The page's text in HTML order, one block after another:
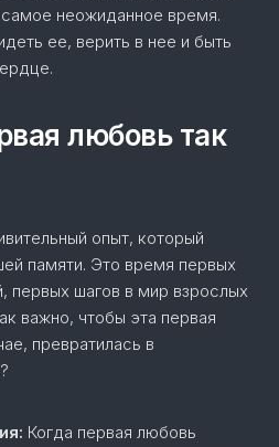
неожиданное время.
ее, верить в нее и быть
любовь так
опыт, который
памяти. Это время первых
первых шагов в мир взрослых
важно, чтобы эта первая
превратилась в
Когда первая любовь